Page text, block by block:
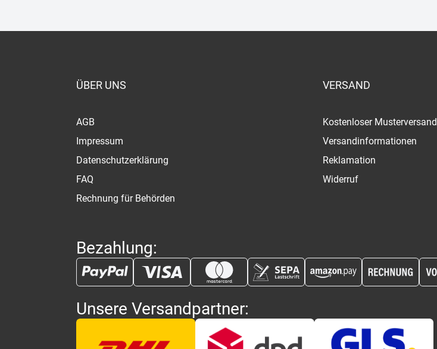
ÜBER UNS
AGB
Impressum
Datenschutzerklärung
FAQ
Rechnung für Behörden
VERSAND
Kostenloser Musterversand
Versandinformationen
Reklamation
Widerruf
Bezahlung:
Unsere Versandpartner: